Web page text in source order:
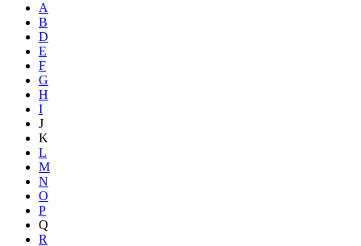
A
B
D
E
F
G
H
I
J
K
L
M
N
O
P
Q
R